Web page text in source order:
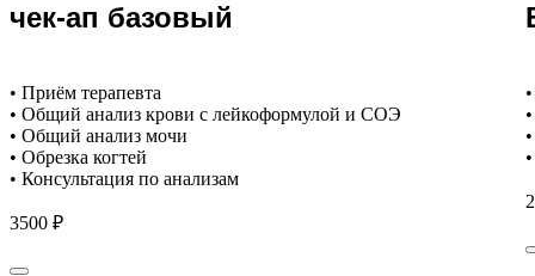
чек-ап базовый
• Приём терапевта
• Общий анализ крови с лейкоформулой и СОЭ
• Общий анализ мочи
• Обрезка когтей
• Консультация по анализам
3500 ₽